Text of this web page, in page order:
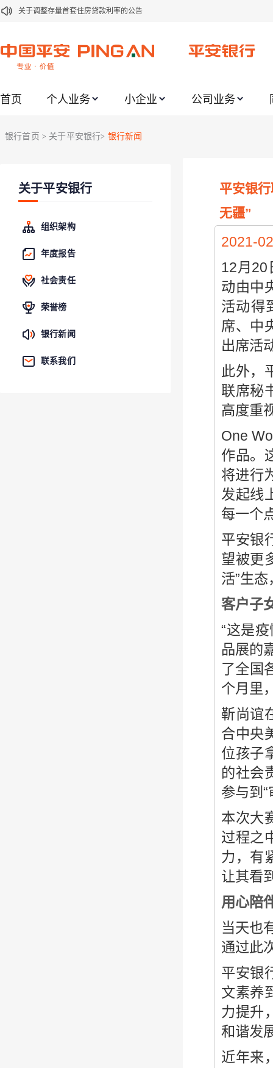
关于调整存量首套住房贷款利率的公告
关于修订《平安银行代理个人客户贵金属交易协议书》的公告
关于我行聚金宝交易软件升级更新的通知
关于2020年端午节期间上金所代理业务调整合约保证金比例和涨跌幅度限制的
关于加强代理贵金属业务风险防范的提示
首页 个人业务 小企业 公司业务
银行首页 > 关于平安银行> 银行新闻
关于平安银行
组织架构
年度报告
社会责任
荣誉榜
银行新闻
联系我们
平安银
无疆”
2021-
12月20
动由中
活动得
席、中
出席活
此外，
联席秘
高度重
One
作品。
将进行
发起线
每一个
平安银
望被更
活”生
客户子
“这是
品展的
了全国
个月里
靳尚谊
合中央
位孩子
的社会
参与到
本次大
过程之
力，有
让其看
用心陪
当天也
通过此
平安银
文素养
力提升
和谐发
近年来